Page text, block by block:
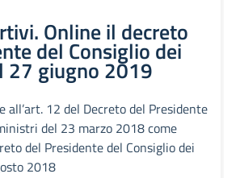
Online il decreto
del Consiglio dei
27 giugno 2019
all’art. 12 del Decreto del Presidente
del 23 marzo 2018 come
del Presidente del Consiglio dei
2018